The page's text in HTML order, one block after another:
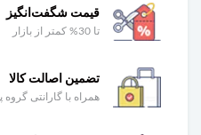
قیمت شگفت‌انگیز
تا 30% کمتر از بازار
تضمین اصالت کالا
همراه با گارانتی گروه